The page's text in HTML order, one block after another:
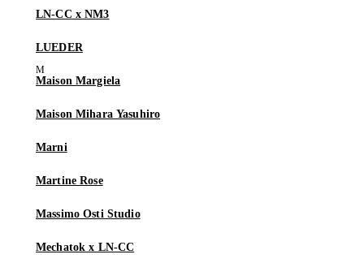
LN-CC x NM3
LUEDER
Maison Margiela
Maison Mihara Yasuhiro
Marni
Martine Rose
Massimo Osti Studio
Mechatok x LN-CC